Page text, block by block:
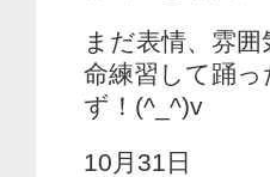
まだ表情、雰
命練習して踊
ず！(^_^)v
10月31日